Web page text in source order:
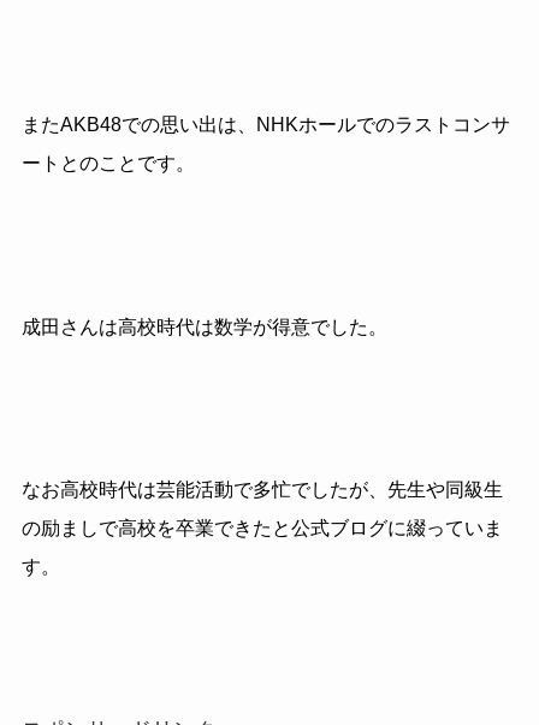
またAKB48での思い出は、NHKホールでのラストコンサ
ートとのことです。
成田さんは高校時代は数学が得意でした。
なお高校時代は芸能活動で多忙でしたが、先生や同級生
の励ましで高校を卒業できたと公式ブログに綴っていま
す。